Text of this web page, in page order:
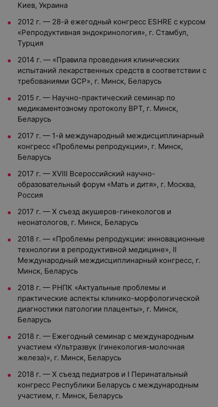
Киев, Украина
2012 г. — 28-й ежегодный конгресс ESHRE с курсом
«Репродуктивная эндокринология», г. Стамбул,
Турция
2014 г. — «Правила проведения клинических
испытаний лекарственных средств в соответствии с
требованиями GCP», г. Минск, Беларусь
2015 г. — Научно-практический семинар по
медикаментозному протоколу ВРТ, г. Минск,
Беларусь
2017 г. — 1-й международный междисциплинарный
конгресс «Проблемы репродукции», г. Минск,
Беларусь
2017 г. — ХVIII Всероссийский научно-
образовательный форум «Мать и дитя», г. Москва,
Россия
2017 г. — Х съезд акушеров-гинекологов и
неонатологов, г. Минск, Беларусь
2018 г. — «Проблемы репродукции: инновационные
технологии в репродуктивной медицине», II
Международный междисциплинарный конгресс, г.
Минск, Беларусь
2018 г. — РНПК «Актуальные проблемы и
практические аспекты клинико-морфологической
диагностики патологии плаценты», г. Минск,
Беларусь
2018 г. — Ежегодный семинар с международным
участием «Ультразвук (гинекология-молочная
железа)», г. Минск, Беларусь
2018 г. — Х съезд педиатров и I Перинатальный
конгресс Республики Беларусь с международным
участием, г. Минск, Беларусь